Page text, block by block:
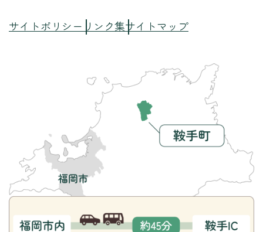
サイトポリシー リンク集サイトマップ